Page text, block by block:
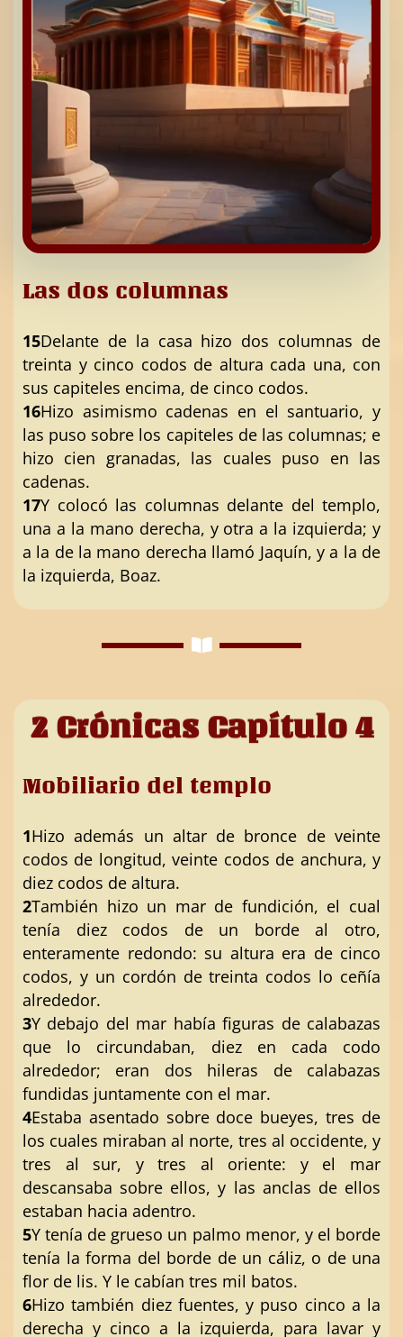
Las dos columnas
15Delante de la casa hizo dos columnas de
treinta y cinco codos de altura cada una, con
sus capiteles encima, de cinco codos.
16Hizo asimismo cadenas en el santuario, y
las puso sobre los capiteles de las columnas; e
hizo cien granadas, las cuales puso en las
cadenas.
17Y colocó las columnas delante del templo,
una a la mano derecha, y otra a la izquierda; y
a la de la mano derecha llamó Jaquín, y a la de
la izquierda, Boaz.
2 Crónicas Capítulo 4
Mobiliario del templo
1Hizo además un altar de bronce de veinte
codos de longitud, veinte codos de anchura, y
diez codos de altura.
2También hizo un mar de fundición, el cual
tenía diez codos de un borde al otro,
enteramente redondo: su altura era de cinco
codos, y un cordón de treinta codos lo ceñía
alrededor.
3Y debajo del mar había figuras de calabazas
que lo circundaban, diez en cada codo
alrededor; eran dos hileras de calabazas
fundidas juntamente con el mar.
4Estaba asentado sobre doce bueyes, tres de
los cuales miraban al norte, tres al occidente, y
tres al sur, y tres al oriente: y el mar
descansaba sobre ellos, y las anclas de ellos
estaban hacia adentro.
5Y tenía de grueso un palmo menor, y el borde
tenía la forma del borde de un cáliz, o de una
flor de lis. Y le cabían tres mil batos.
6Hizo también diez fuentes, y puso cinco a la
derecha y cinco a la izquierda, para lavar y